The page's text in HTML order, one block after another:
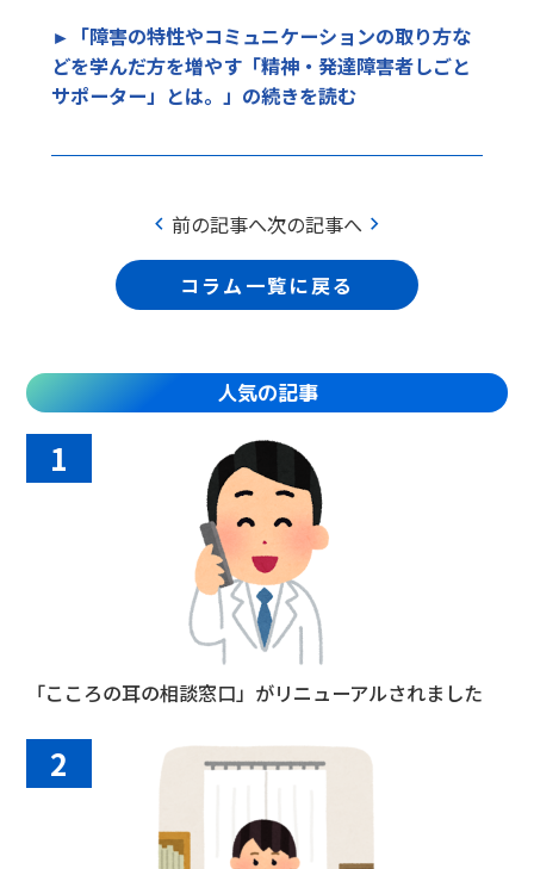
►「障害の特性やコミュニケーションの取り方な
どを学んだ方を増やす「精神・発達障害者しごと
サポーター」とは。」の続きを読む
chevron_left 前の記事へ次の記事へ chevron_right
コラム一覧に戻る
人気の記事
1
「こころの耳の相談窓口」がリニューアルされました
2